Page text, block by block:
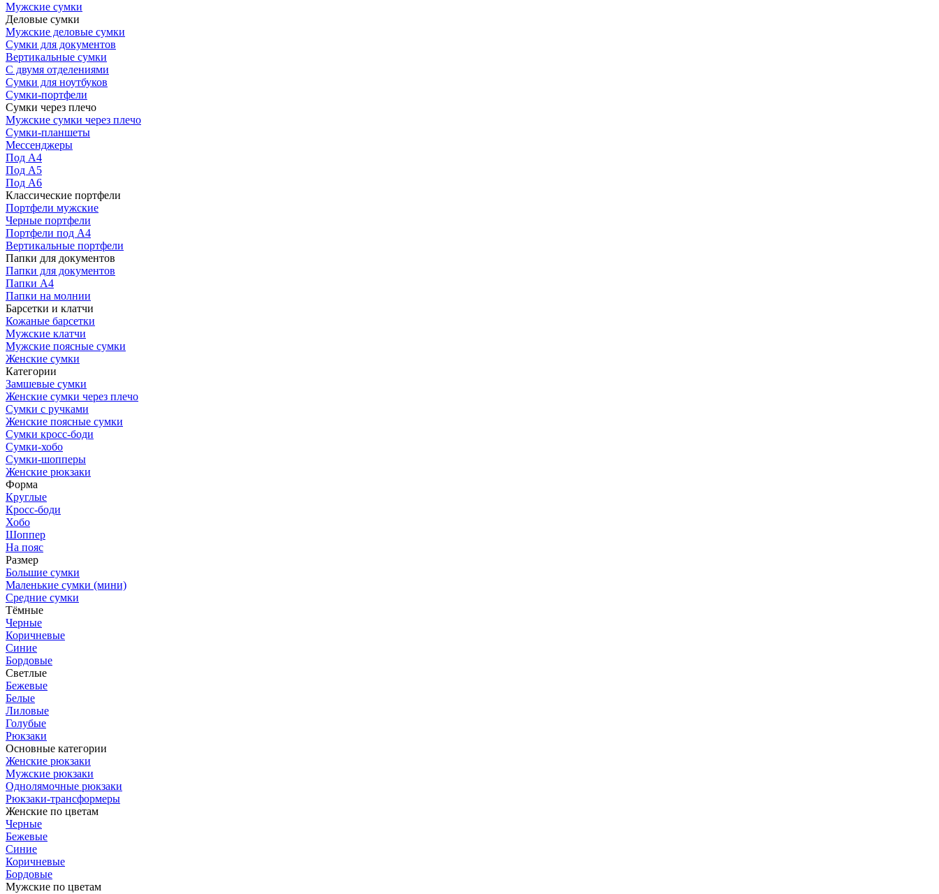
Мужские сумки
Деловые сумки
Мужские деловые сумки
Сумки для документов
Вертикальные сумки
С двумя отделениями
Сумки для ноутбуков
Сумки-портфели
Сумки через плечо
Мужские сумки через плечо
Сумки-планшеты
Мессенджеры
Под А4
Под А5
Под А6
Классические портфели
Портфели мужские
Черные портфели
Портфели под А4
Вертикальные портфели
Папки для документов
Папки для документов
Папки А4
Папки на молнии
Барсетки и клатчи
Кожаные барсетки
Мужские клатчи
Мужские поясные сумки
Женские сумки
Категории
Замшевые сумки
Женские сумки через плечо
Сумки с ручками
Женские поясные сумки
Сумки кросс-боди
Сумки-хобо
Сумки-шопперы
Женские рюкзаки
Форма
Круглые
Кросс-боди
Хобо
Шоппер
На пояс
Размер
Большие сумки
Маленькие сумки (мини)
Средние сумки
Тёмные
Черные
Коричневые
Синие
Бордовые
Светлые
Бежевые
Белые
Лиловые
Голубые
Рюкзаки
Основные категории
Женские рюкзаки
Мужские рюкзаки
Однолямочные рюкзаки
Рюкзаки-трансформеры
Женские по цветам
Черные
Бежевые
Синие
Коричневые
Бордовые
Мужские по цветам